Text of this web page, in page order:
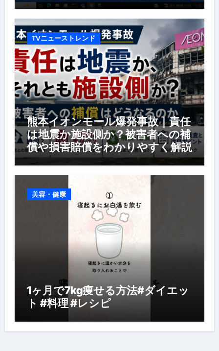
TVニューストレンド
熊本イオンモール爆発事故｜責任
は地震か施設側か？被害者への補
償や損害賠償をわかりやすく解説
美容・健康
1ヶ月で7kg痩せる方法#ダイエッ
ト #料理 #レシピ